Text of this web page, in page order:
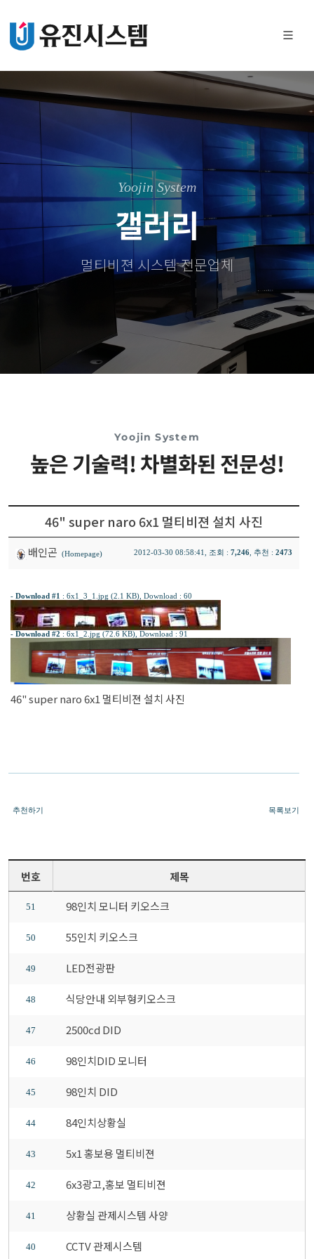
Yoojin System
갤러리
멀티비젼 시스템 전문업체
Yoojin System
높은 기술력! 차별화된 전문성!
46" super naro 6x1 멀티비젼 설치 사진
배인곤 (Homepage) 2012-03-30 08:58:41, 조회 : 7,246 , 추천 : 2473
- Download #1 : 6x1_3_1.jpg (2.1 KB) , Download : 60
- Download #2 : 6x1_2.jpg (72.6 KB) , Download : 91
46" super naro 6x1 멀티비젼 설치 사진
추천하기 목록보기
번호 제목
51 98인치 모니터 키오스크
50 55인치 키오스크
49 LED전광판
48 식당안내 외부형키오스크
47 2500cd DID
46 98인치DID 모니터
45 98인치 DID
44 84인치상황실
43 5x1 홍보용 멀티비젼
42 6x3광고,홍보 멀티비젼
41 상황실 관제시스템 사양
40 CCTV 관제시스템